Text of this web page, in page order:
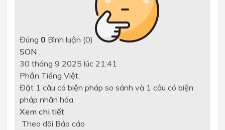
Đúng 0 Bình luận (0)
SON .
30 tháng 9 2025 lúc 21:41
Phần Tiếng Việt:
Đặt 1 câu có biện pháp so sánh và 1 câu có biện
pháp nhân hóa
Xem chi tiết
Theo dõi Báo cáo